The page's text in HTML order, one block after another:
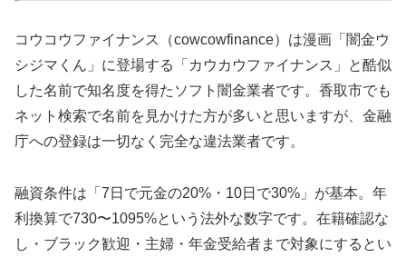
コウコウファイナンス（cowcowfinance）は漫画「闇金ウ
シジマくん」に登場する「カウカウファイナンス」と酷似
した名前で知名度を得たソフト闇金業者です。香取市でも
ネット検索で名前を見かけた方が多いと思いますが、金融
庁への登録は一切なく完全な違法業者です。
融資条件は「7日で元金の20%・10日で30%」が基本。年
利換算で730〜1095%という法外な数字です。在籍確認な
し・ブラック歓迎・主婦・年金受給者まで対象にするとい